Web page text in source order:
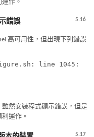
作。
5.16
錯誤
高可用性，但出現下列錯誤
line 1045:
然安裝程式顯示錯誤，但是
利運作。
5.17